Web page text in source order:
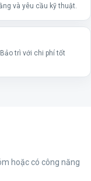
và yêu cầu kỹ thuật.
trì với chi phí tốt
hoặc có công năng